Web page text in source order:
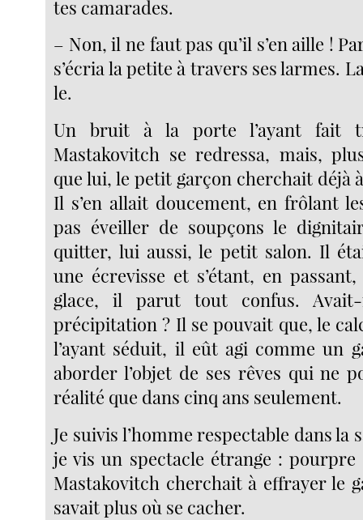
tes camarades.
– Non, il ne faut pas qu’il s’en aille !
s’écria la petite à travers ses larmes.
le.
Un bruit à la porte l’ayant fait
Mastakovitch se redressa, mais,
que lui, le petit garçon cherchait déjà
Il s’en allait doucement, en frôlant
pas éveiller de soupçons le
quitter, lui aussi, le petit salon. Il
une écrevisse et s’étant, en
glace, il parut tout confus.
précipitation ? Il se pouvait que, le
l’ayant séduit, il eût agi comme un
aborder l’objet de ses rêves qui ne
réalité que dans cinq ans seulement.
Je suivis l’homme respectable dans la
je vis un spectacle étrange : pourpre
Mastakovitch cherchait à effrayer le
savait plus où se cacher.